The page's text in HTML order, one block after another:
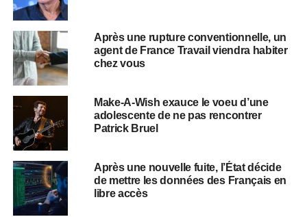
Après une rupture conventionnelle, un
agent de France Travail viendra habiter
chez vous
Make-A-Wish exauce le voeu d’une
adolescente de ne pas rencontrer
Patrick Bruel
Après une nouvelle fuite, l’État décide
de mettre les données des Français en
libre accès